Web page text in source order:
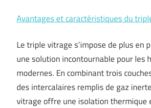
Avantages et caractéristiques du
Le triple vitrage s’impose de plus en
une solution incontournable pour les
modernes. En combinant trois
des intercalaires remplis de gaz
vitrage offre une isolation thermique